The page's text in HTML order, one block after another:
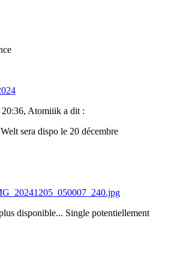
Atomiiik a dit :
sera dispo le 20 décembre
disponible... Single potentiellement